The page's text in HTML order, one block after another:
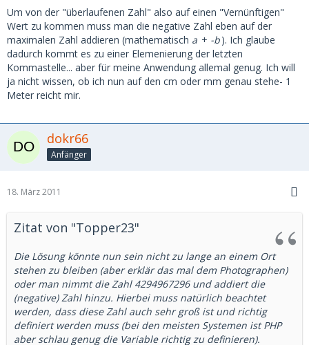
Um von der "überlaufenen Zahl" also auf einen "Vernünftigen"
Wert zu kommen muss man die negative Zahl eben auf der
maximalen Zahl addieren (mathematisch a + -b). Ich glaube
dadurch kommt es zu einer Elemenierung der letzten
Kommastelle... aber für meine Anwendung allemal genug. Ich will
ja nicht wissen, ob ich nun auf den cm oder mm genau stehe- 1
Meter reicht mir.
dokr66
Anfänger
18. März 2011
Zitat von "Topper23"
Die Lösung könnte nun sein nicht zu lange an einem Ort
stehen zu bleiben (aber erklär das mal dem Photographen)
oder man nimmt die Zahl 4294967296 und addiert die
(negative) Zahl hinzu. Hierbei muss natürlich beachtet
werden, dass diese Zahl auch sehr groß ist und richtig
definiert werden muss (bei den meisten Systemen ist PHP
aber schlau genug die Variable richtig zu definieren).